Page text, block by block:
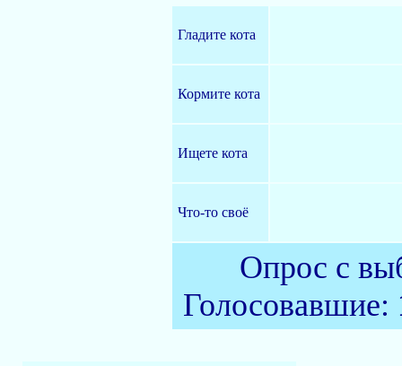
Гладите кота
Кормите кота
Ищете кота
Что-то своё
Опрос с
Голосовавшие: